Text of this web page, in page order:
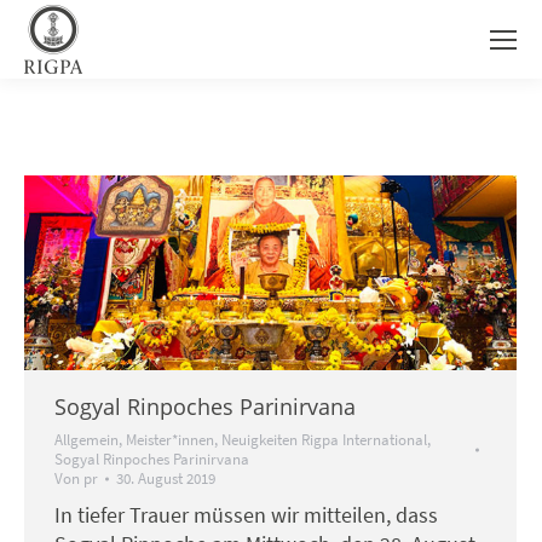
Sogyal Rinpoches Parinirvana
Allgemein, Meister*innen, Neuigkeiten Rigpa International,
Sogyal Rinpoches Parinirvana
Von pr 30. August 2019
In tiefer Trauer müssen wir mitteilen, dass